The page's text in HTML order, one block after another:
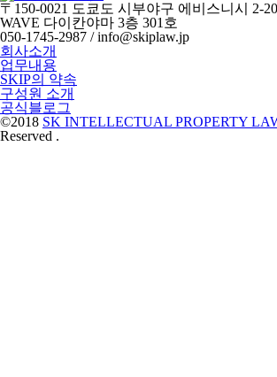
〒150-0021 도쿄도 시부야구 에비스니시 2-
WAVE 다이칸야마 3층 301호
050-1745-2987 / info@skiplaw.jp
회사소개
업무내용
SKIP의 약속
구성원 소개
공식블로그
©2018 SK INTELLECTUAL PROPERTY
Reserved .